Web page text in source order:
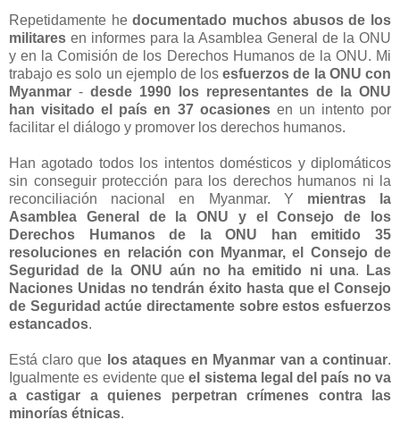
Repetidamente hedocumentado muchos abusos de los
militares en informes para la Asamblea General de la ONU
y en la Comisión de los Derechos Humanos de la ONU. Mi
trabajo es solo un ejemplo de losesfuerzos de la ONU con
Myanmar - desde 1990 los representantes de la ONU
han visitado el país en 37 ocasiones en un intento por
facilitar el diálogo y promover los derechos humanos.
Han agotado todos los intentos domésticos y diplomáticos
sin conseguir protección para los derechos humanos ni la
reconciliación nacional en Myanmar. Y mientras la
Asamblea General de la ONU y el Consejo de los
Derechos Humanos de la ONU han emitido 35
resoluciones en relación con Myanmar, el Consejo de
Seguridad de la ONU aún no ha emitido ni una.
Las
Naciones Unidas no tendrán éxito hasta que el Consejo
de Seguridad actúe directamente sobre estos esfuerzos
estancados.
Está claro que los ataques en Myanmar van a continuar.
Igualmente es evidente queel sistema legal del país no va
a castigar a quienes perpetran crímenes contra las
minorías étnicas.